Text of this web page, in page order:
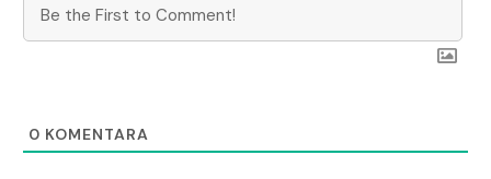
0 KOMENTARA